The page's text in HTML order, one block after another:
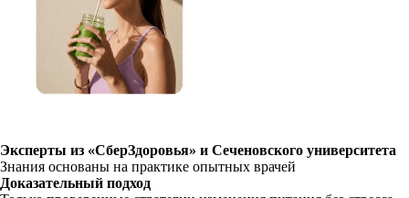
Эксперты из «СберЗдоровья» и Сеченовского университета
Знания основаны на практике опытных врачей
Доказательный подход